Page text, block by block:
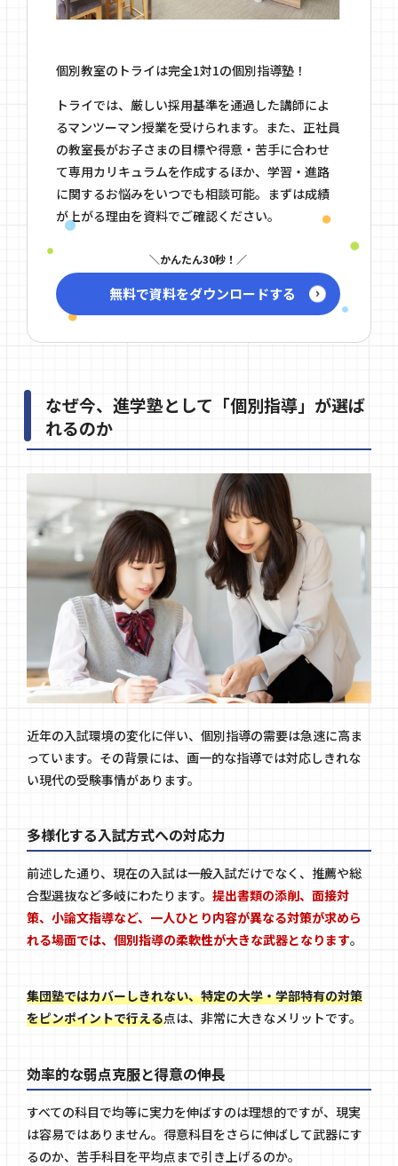
個別教室のトライは完全1対1の個別指導塾！
トライでは、厳しい採用基準を通過した講師によ
るマンツーマン授業を受けられます。また、正社員
の教室長がお子さまの目標や得意・苦手に合わせ
て専用カリキュラムを作成するほか、学習・進路
に関するお悩みをいつでも相談可能。まずは成績
が上がる理由を資料でご確認ください。
かんたん30秒！
無料で資料をダウンロードする
なぜ今、進学塾として「個別指導」が選ば
れるのか
近年の入試環境の変化に伴い、個別指導の需要は急速に高ま
っています。その背景には、画一的な指導では対応しきれな
い現代の受験事情があります。
多様化する入試方式への対応力
前述した通り、現在の入試は一般入試だけでなく、推薦や総
合型選抜など多岐にわたります。 提出書類の添削、面接対
策、小論文指導など、一人ひとり内容が異なる対策が求めら
れる場面では、個別指導の柔軟性が大きな武器となります。
集団塾ではカバーしきれない、特定の大学・学部特有の対策
をピンポイントで行える点は、非常に大きなメリットです。
効率的な弱点克服と得意の伸長
すべての科目で均等に実力を伸ばすのは理想的ですが、現実
は容易ではありません。得意科目をさらに伸ばして武器にす
るのか、苦手科目を平均点まで引き上げるのか。